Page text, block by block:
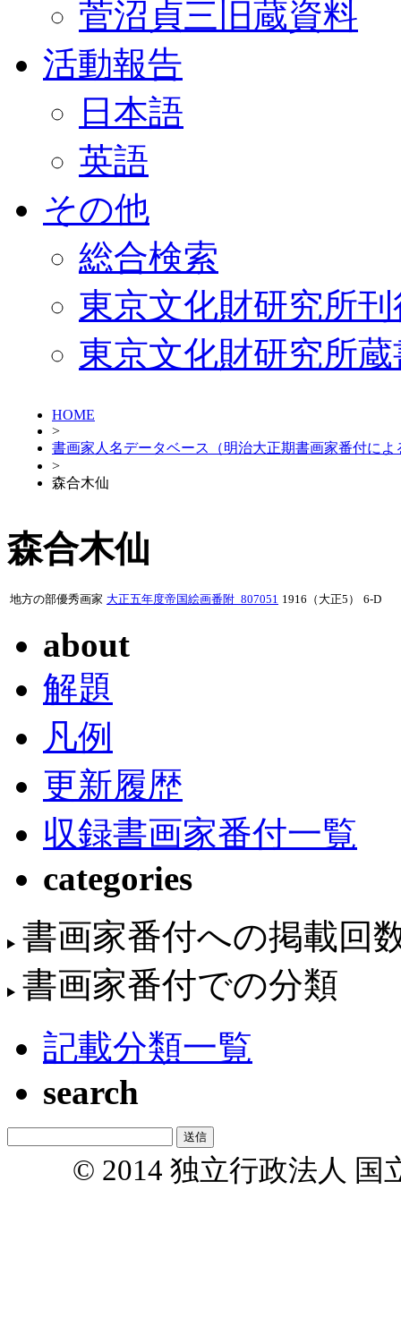
菅沼貞三旧蔵資料
活動報告
日本語
英語
その他
総合検索
東京文化財研究所
東京文化財研究所
HOME
>
書画家人名データベース（明治大正期書画家番付によ
>
森合木仙
森合木仙
地方の部優秀画家 大正五年度帝国絵画番附_807051 1916（大正5） 6-D
about
解題
凡例
更新履歴
収録書画家番付一覧
categories
書画家番付への掲載回
書画家番付での分類
記載分類一覧
search
© 2014 独立行政法人 国